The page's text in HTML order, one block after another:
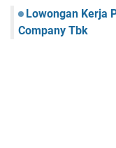
Lowongan Kerja
Company Tbk